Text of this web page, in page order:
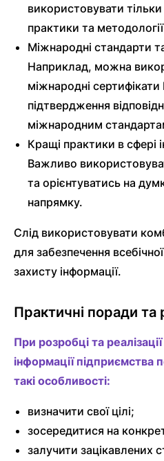
використовувати тільки
практики та
Міжнародні стандарти
Наприклад, можна
міжнародні
підтвердження
міжнародним
Кращі практики в сфері
Важливо
та орієнтуватись на
напрямку.
Слід використовувати
для забезпечення
захисту інформації.
Практичні поради та
При розробці та
інформації підприємства
такі особливості:
визначити свої цілі;
зосередитися на
залучити зацікавлених